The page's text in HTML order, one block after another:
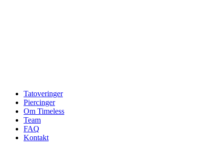
Tatoveringer
Piercinger
Om Timeless
Team
FAQ
Kontakt